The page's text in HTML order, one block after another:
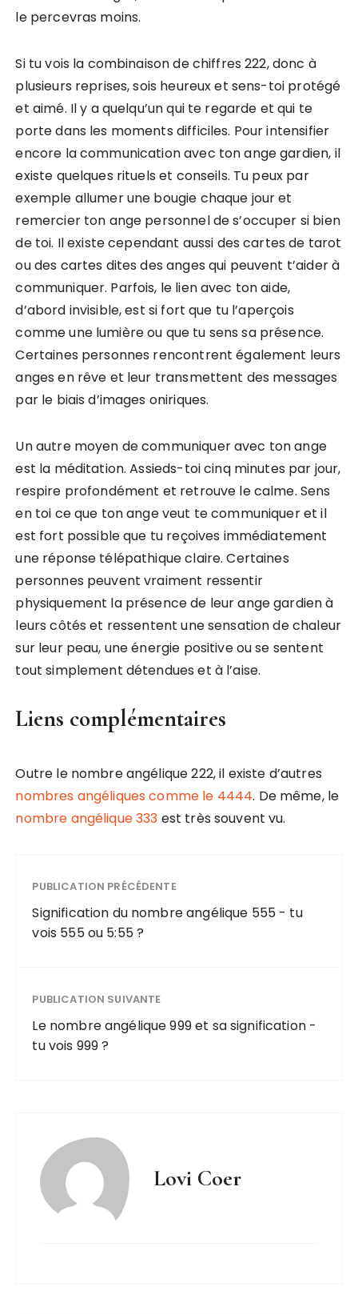
le percevras moins.
Si tu vois la combinaison de chiffres 222, donc à
plusieurs reprises, sois heureux et sens-toi protégé
et aimé. Il y a quelqu’un qui te regarde et qui te
porte dans les moments difficiles. Pour intensifier
encore la communication avec ton ange gardien, il
existe quelques rituels et conseils. Tu peux par
exemple allumer une bougie chaque jour et
remercier ton ange personnel de s’occuper si bien
de toi. Il existe cependant aussi des cartes de tarot
ou des cartes dites des anges qui peuvent t’aider à
communiquer. Parfois, le lien avec ton aide,
d’abord invisible, est si fort que tu l’aperçois
comme une lumière ou que tu sens sa présence.
Certaines personnes rencontrent également leurs
anges en rêve et leur transmettent des messages
par le biais d’images oniriques.
Un autre moyen de communiquer avec ton ange
est la méditation. Assieds-toi cinq minutes par jour,
respire profondément et retrouve le calme. Sens
en toi ce que ton ange veut te communiquer et il
est fort possible que tu reçoives immédiatement
une réponse télépathique claire. Certaines
personnes peuvent vraiment ressentir
physiquement la présence de leur ange gardien à
leurs côtés et ressentent une sensation de chaleur
sur leur peau, une énergie positive ou se sentent
tout simplement détendues et à l’aise.
Liens complémentaires
Outre le nombre angélique 222, il existe d’autres
nombres angéliques comme le 4444. De même, le
nombre angélique 333 est très souvent vu.
PUBLICATION PRÉCÉDENTE
Signification du nombre angélique 555 - tu
vois 555 ou 5:55 ?
PUBLICATION SUIVANTE
Le nombre angélique 999 et sa signification -
tu vois 999 ?
Lovi Coer